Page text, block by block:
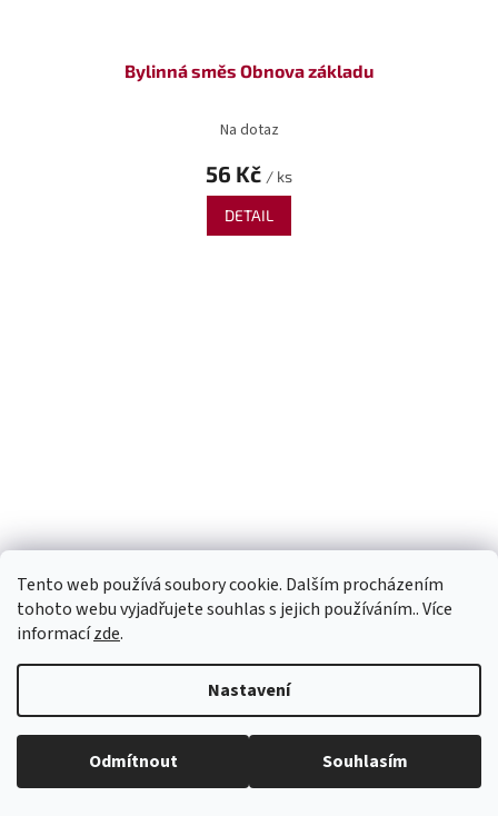
Tento web používá soubory cookie. Dalším procházením
tohoto webu vyjadřujete souhlas s jejich používáním.. Více
informacízde.
Nastavení
Odmítnout Souhlasím
Bylinná směs Obnova základu
Na dotaz
56 Kč / ks
DETAIL
Bylinný aromatizovaný čaj Skoříček
Skladem(3 ks)
61 Kč/ ks